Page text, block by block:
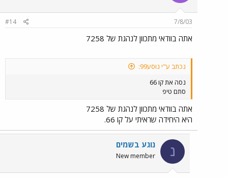
7/8/03
#14
אתה בוודאי מתכוון לנהגת של 7258
נכתב ע"י נוסע99:
נסה את קו 66
סתם טיפ
אתה בוודאי מתכוון לנהגת של 7258
היא היחידה שראיתי על קו 66.
נ נוגע בשמים
New member